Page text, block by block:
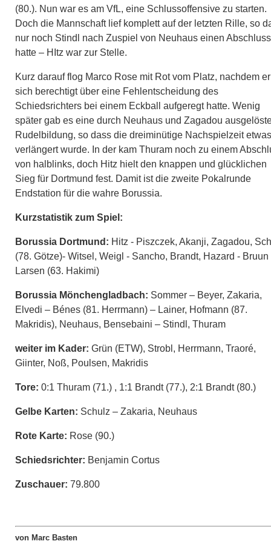
(80.). Nun war es am VfL, eine Schlussoffensive zu starten.
Doch die Mannschaft lief komplett auf der letzten Rille, so
nur noch Stindl nach Zuspiel von Neuhaus einen Abschluss
hatte – HItz war zur Stelle.
Kurz darauf flog Marco Rose mit Rot vom Platz, nachdem er
sich berechtigt über eine Fehlentscheidung des
Schiedsrichters bei einem Eckball aufgeregt hatte. Wenig
später gab es eine durch Neuhaus und Zagadou
Rudelbildung, so dass die dreiminütige Nachspielzeit etwas
verlängert wurde. In der kam Thuram noch zu einem
von halblinks, doch Hitz hielt den knappen und glücklichen
Sieg für Dortmund fest. Damit ist die zweite Pokalrunde
Endstation für die wahre Borussia.
Kurzstatistik zum Spiel:
Borussia Dortmund: Hitz - Piszczek, Akanji, Zagadou,
(78. Götze)- Witsel, Weigl - Sancho, Brandt, Hazard - Bruun
Larsen (63. Hakimi)
Borussia Mönchengladbach: Sommer – Beyer, Zakaria,
Elvedi – Bénes (81. Herrmann) – Lainer, Hofmann (87.
Makridis), Neuhaus, Bensebaini – Stindl, Thuram
weiter im Kader: Grün (ETW), Strobl, Herrmann, Traoré,
Giinter, Noß, Poulsen, Makridis
Tore: 0:1 Thuram (71.) , 1:1 Brandt (77.), 2:1 Brandt (80.)
Gelbe Karten: Schulz – Zakaria, Neuhaus
Rote Karte: Rose (90.)
Schiedsrichter: Benjamin Cortus
Zuschauer: 79.800
von Marc Basten